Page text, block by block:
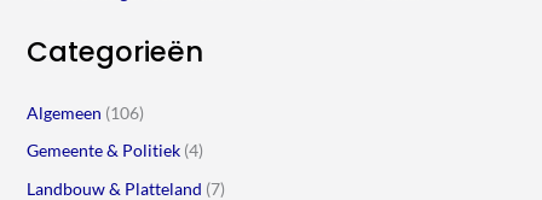
Categorieën
Algemeen (106)
Gemeente & Politiek(4)
Landbouw & Platteland (7)